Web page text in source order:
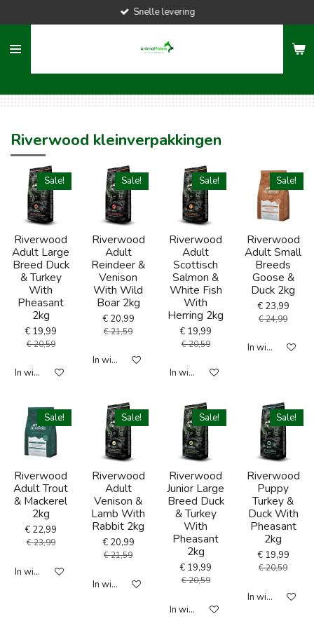
naar
hoofdinhoud
Snelle levering
Riverwood kleinverpakkingen
Sale!
Riverwood
Adult Large
Breed Duck
& Turkey
With
Pheasant
2kg
€ 19,99
€ 20,59
In winkelwagen
Sale!
Riverwood
Adult
Reindeer &
Venison
With Wild
Boar 2kg
€ 20,99
€ 21,59
In winkelwagen
Sale!
Riverwood
Adult
Scottisch
Salmon &
White Fish
With
Herring 2kg
€ 19,99
€ 20,59
In winkelwagen
Sale!
Riverwood
Adult Small
Breeds
Goose &
Duck 2kg
€ 23,99
€ 24,99
In winkelwagen
Sale!
Riverwood
Adult Trout
& Mackerel
2kg
€ 22,99
€ 23,99
In winkelwagen
Sale!
Riverwood
Adult
Venison &
Lamb With
Rabbit 2kg
€ 20,99
€ 21,59
In winkelwagen
Sale!
Riverwood
Junior Large
Breed Duck
& Turkey
With
Pheasant
2kg
€ 19,99
€ 20,59
In winkelwagen
Sale!
Riverwood
Puppy
Turkey &
Duck With
Pheasant
2kg
€ 19,99
€ 20,59
In winkelwagen